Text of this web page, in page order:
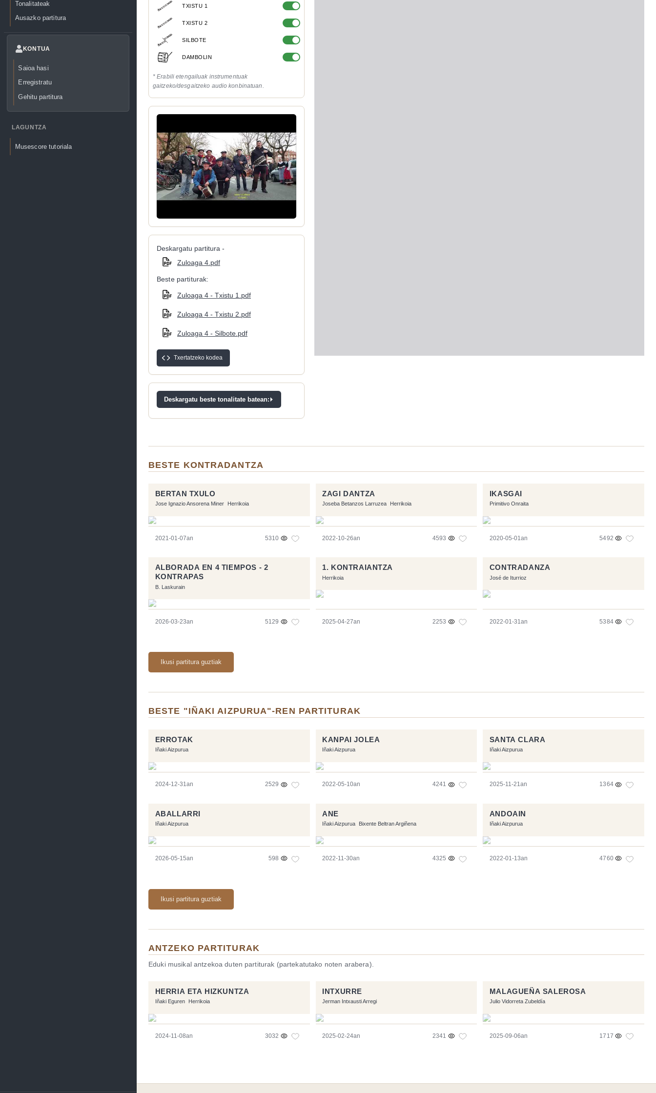
Tonalitateak
Ausazko partitura
KONTUA
Saioa hasi
Erregistratu
Gehitu partitura
LAGUNTZA
Musescore tutoriala
TXISTU 1
TXISTU 2
SILBOTE
DAMBOLIN
* Erabili etengailuak instrumentuak
gaitzeko/desgaitzeko audio konbinatuan.
Deskargatu partitura -
Zuloaga 4.pdf
Beste partiturak:
Zuloaga 4 - Txistu 1.pdf
Zuloaga 4 - Txistu 2.pdf
Zuloaga 4 - Silbote.pdf
Txertatzeko kodea
Deskargatu beste tonalitate batean:
BESTE KONTRADANTZA
BERTAN TXULO
Jose Ignazio Ansorena Miner Herrikoia
2021-01-07an 5310
ZAGI DANTZA
Joseba Betanzos Larruzea Herrikoia
2022-10-26an 4593
IKASGAI
Primitivo Onraita
2020-05-01an 5492
ALBORADA EN 4 TIEMPOS - 2
KONTRAPAS
B. Laskurain
2026-03-23an 5129
1. KONTRAIANTZA
Herrikoia
2025-04-27an 2253
CONTRADANZA
José de Iturrioz
2022-01-31an 5384
Ikusi partitura guztiak
BESTE "IÑAKI AIZPURUA"-REN PARTITURAK
ERROTAK
Iñaki Aizpurua
2024-12-31an 2529
KANPAI JOLEA
Iñaki Aizpurua
2022-05-10an 4241
SANTA CLARA
Iñaki Aizpurua
2025-11-21an 1364
ABALLARRI
Iñaki Aizpurua
2026-05-15an 598
ANE
Iñaki Aizpurua Bixente Beltran Argiñena
2022-11-30an 4325
ANDOAIN
Iñaki Aizpurua
2022-01-13an 4760
Ikusi partitura guztiak
ANTZEKO PARTITURAK
Eduki musikal antzekoa duten partiturak (partekatutako noten arabera).
HERRIA ETA HIZKUNTZA
Iñaki Eguren Herrikoia
2024-11-08an 3032
INTXURRE
Jerman Intxausti Arregi
2025-02-24an 2341
MALAGUEÑA SALEROSA
Julio Vidorreta Zubeldía
2025-09-06an 1717